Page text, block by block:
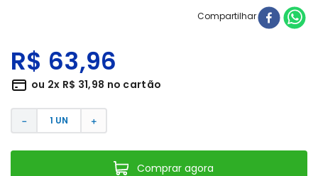
Compartilhar
R$ 63,96
ou 2x R$ 31,98 no cartão
＋
－
Comprar agora